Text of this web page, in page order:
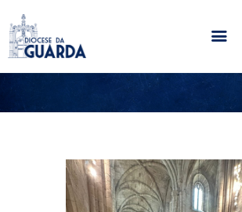
HOME
PARÓQUIAS
NOTÍCIAS